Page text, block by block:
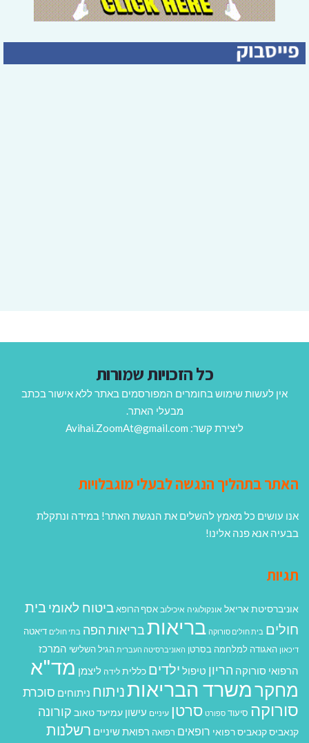
כל הזכויות שמורות
אין לעשות שימוש בחומרים המפורסמים באתר ללא אישור בכתב
מבעלי האתר.
ליצירת קשר: Avihai.ZoomAt@gmail.com
האתר בתהליך הנגשה לבעלי מוגבלויות
אנו עושים כל מאמץ להשלים את הנגשת האתר! במידה ונתקלת
בבעיה אנא פנה אלינו!
תגיות
אוניברסיטת אריאל אונקולוגיה איכילוב אסף הרופא ביטוח לאומיבית
חולים בית חולים סורוקה בריאותבריאות הפה בתי חולים דיאטה
דיכאון האגודה למלחמה בסרטן האוניברסיטה העברית הגיל השלישי המרכז
הרפואי סורוקה הריון טיפול ילדים כללית לידה ליצמן מד"א
מחקרמשרד הבריאותניתוח ניתוחים סוכרת
סורוקה סיעוד ספורט סרטן עיניים עישון עמיעד טאוב קורונה
קנאביסקנאביס רפואי רופאים רפואה רפואת שיניים רשלנות